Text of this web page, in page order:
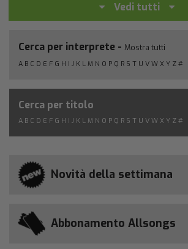
Vedi tutti
Cerca per interprete - Mostra tutti
A B C D E F G H I J K L M N O P Q R S T U V W X Y Z #
Cerca per titolo
A B C D E F G H I J K L M N O P Q R S T U V W X Y Z #
Novità della settimana
Abbonamento Allsongs